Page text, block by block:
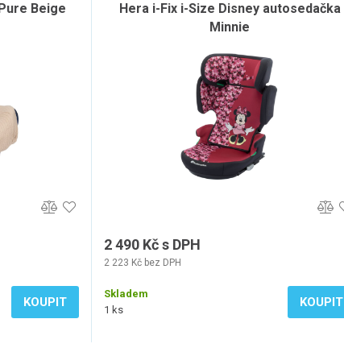
Beige
KOUPIT
Hera i-Fix i-Size Disney autosedačka
Minnie
2 490 Kč s DPH
2 223 Kč bez DPH
Skladem
1 ks
KOUPIT